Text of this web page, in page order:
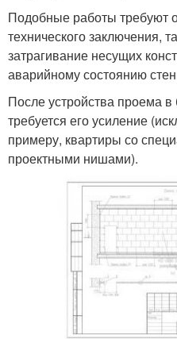
Подобные работы требуют
технического заключения,
затрагивание несущих
аварийному состоянию
После устройства проема
требуется его усиление
примеру, квартиры со
проектными нишами).